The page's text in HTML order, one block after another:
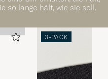
so lange hält, wie sie soll.
3-PACK